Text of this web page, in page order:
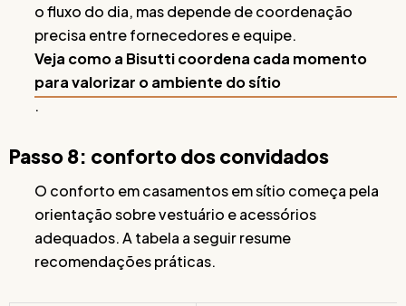
o fluxo do dia, mas depende de coordenação
precisa entre fornecedores e equipe.
Veja como a Bisutti coordena cada momento
para valorizar o ambiente do sítio
.
Passo 8: conforto dos convidados
O conforto em casamentos em sítio começa pela
orientação sobre vestuário e acessórios
adequados. A tabela a seguir resume
recomendações práticas.